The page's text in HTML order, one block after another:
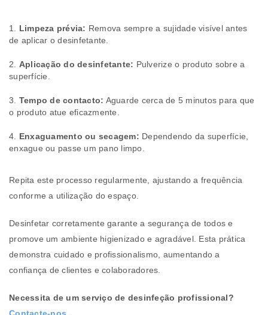
Limpeza prévia: Remova sempre a sujidade visível antes
de aplicar o desinfetante.
Aplicação do desinfetante: Pulverize o produto sobre a
superfície.
Tempo de contacto: Aguarde cerca de 5 minutos para que
o produto atue eficazmente.
Enxaguamento ou secagem: Dependendo da superfície,
enxague ou passe um pano limpo.
Repita este processo regularmente, ajustando a frequência
conforme a utilização do espaço.
Desinfetar corretamente garante a segurança de todos e
promove um ambiente higienizado e agradável. Esta prática
demonstra cuidado e profissionalismo, aumentando a
confiança de clientes e colaboradores.
Necessita de um serviço de desinfeção profissional?
Contacte-nos